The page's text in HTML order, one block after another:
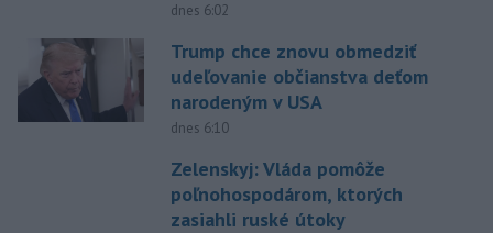
dnes 6:02
Trump chce znovu obmedziť
udeľovanie občianstva deťom
narodeným v USA
dnes 6:10
Zelenskyj: Vláda pomôže
poľnohospodárom, ktorých
zasiahli ruské útoky